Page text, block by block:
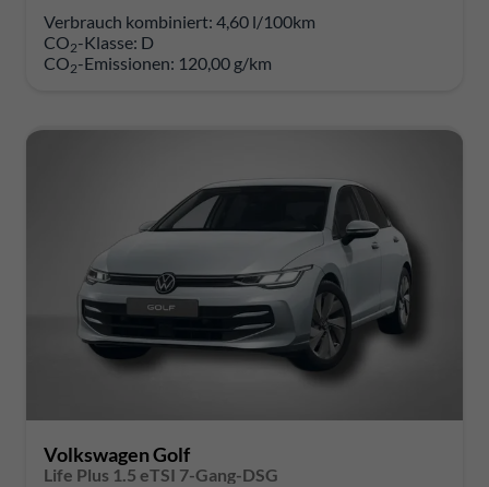
Verbrauch kombiniert: 4,60 l/100km
CO2-Klasse: D
CO2-Emissionen: 120,00 g/km
Volkswagen Golf
Life Plus 1.5 eTSI 7-Gang-DSG